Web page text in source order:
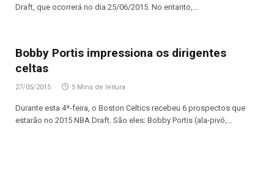
Draft, que ocorrerá no dia 25/06/2015. No entanto,…
Bobby Portis impressiona os dirigentes
celtas
27/05/2015 5 Mins de leitura
Durante esta 4ª-feira, o Boston Celtics recebeu 6 prospectos que
estarão no 2015 NBA Draft. São eles: Bobby Portis (ala-pivô,…